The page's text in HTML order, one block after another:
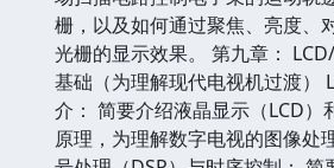
栅，以及如何通过聚焦、亮度、
光栅的显示效果。 第九章：
基础（为理解现代电视机过渡）
介： 简要介绍液晶显示（LCD）
原理，为理解数字电视的图像处